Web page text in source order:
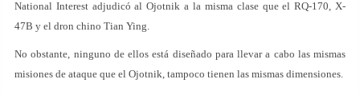
National Interest adjudicó al Ojotnik a la misma clase que el RQ-170, X-
47B y el dron chino Tian Ying.
No obstante, ninguno de ellos está diseñado para llevar a cabo las mismas
misiones de ataque que el Ojotnik, tampoco tienen las mismas dimensiones.